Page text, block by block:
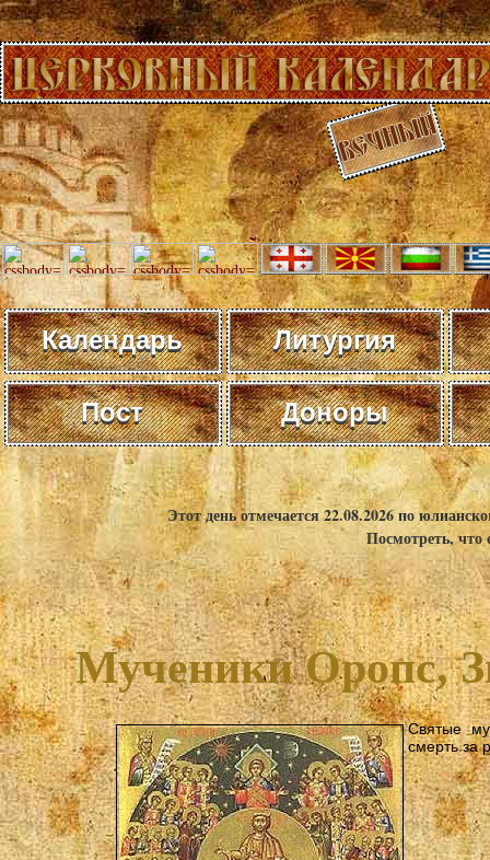
Календарь Литургия
Пост Доноры
Этот день отмечается 22.08.2026 по
Посмотреть,
Мученики Оропс,
Святые
смерть за